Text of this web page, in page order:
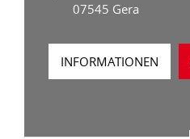
07545 Gera
INFORMATIONEN